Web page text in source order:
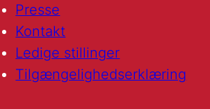
Presse
Kontakt
Ledige stillinger
Tilgængelighedserklæring